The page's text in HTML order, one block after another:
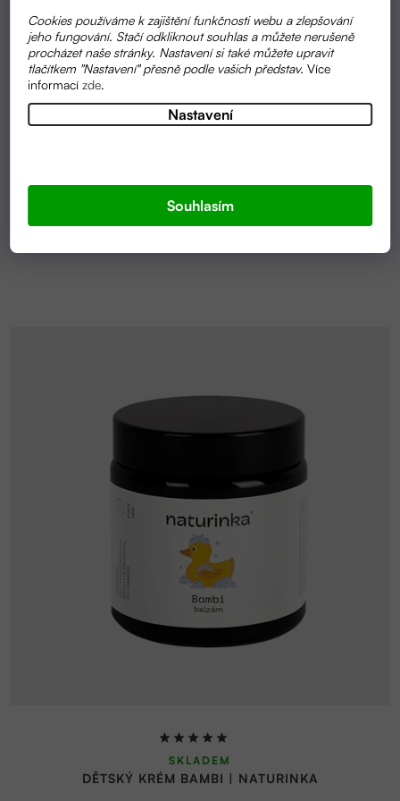
Cookies používáme k zajištění funkčnosti webu a zlepšování
jeho fungování. Stačí odkliknout souhlas a můžete nerušeně
procházet naše stránky. Nastavení si také můžete upravit
tlačítkem "Nastavení" přesně podle vašich představ.Více
informacízde.
Nastavení
Souhlasím
hodnocení
SKLADEM
OD228 KČ
DĚTSKÝ KRÉM BAMBI | NATURINKA
Průměrné
hodnocení
produktu
SKLADEM